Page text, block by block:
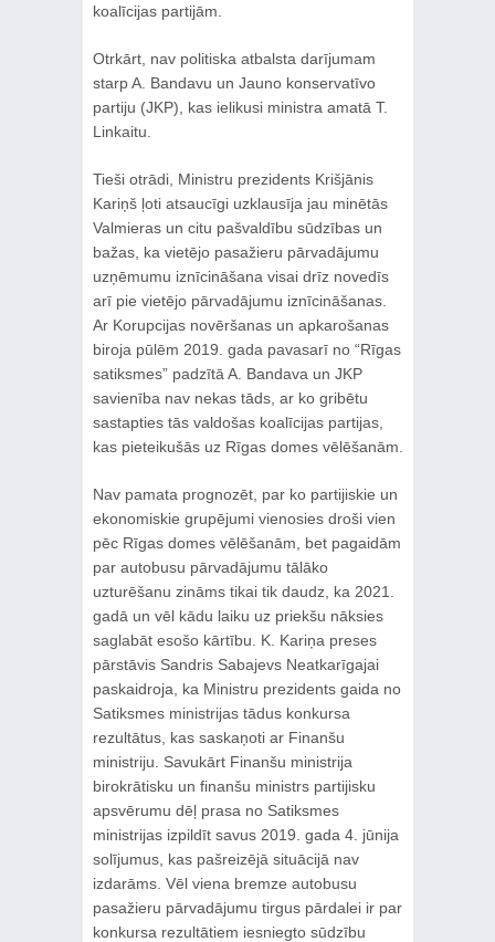
koalīcijas partijām.
Otrkārt, nav politiska atbalsta darījumam
starp A. Bandavu un Jauno konservatīvo
partiju (JKP), kas ielikusi ministra amatā T.
Linkaitu.
Tieši otrādi, Ministru prezidents Krišjānis
Kariņš ļoti atsaucīgi uzklausīja jau minētās
Valmieras un citu pašvaldību sūdzības un
bažas, ka vietējo pasažieru pārvadājumu
uzņēmumu iznīcināšana visai drīz novedīs
arī pie vietējo pārvadājumu iznīcināšanas.
Ar Korupcijas novēršanas un apkarošanas
biroja pūlēm 2019. gada pavasarī no “Rīgas
satiksmes” padzītā A. Bandava un JKP
savienība nav nekas tāds, ar ko gribētu
sastapties tās valdošas koalīcijas partijas,
kas pieteikušās uz Rīgas domes vēlēšanām.
Nav pamata prognozēt, par ko partijiskie un
ekonomiskie grupējumi vienosies droši vien
pēc Rīgas domes vēlēšanām, bet pagaidām
par autobusu pārvadājumu tālāko
uzturēšanu zināms tikai tik daudz, ka 2021.
gadā un vēl kādu laiku uz priekšu nāksies
saglabāt esošo kārtību. K. Kariņa preses
pārstāvis Sandris Sabajevs Neatkarīgajai
paskaidroja, ka Ministru prezidents gaida no
Satiksmes ministrijas tādus konkursa
rezultātus, kas saskaņoti ar Finanšu
ministriju. Savukārt Finanšu ministrija
birokrātisku un finanšu ministrs partijisku
apsvērumu dēļ prasa no Satiksmes
ministrijas izpildīt savus 2019. gada 4. jūnija
solījumus, kas pašreizējā situācijā nav
izdarāms. Vēl viena bremze autobusu
pasažieru pārvadājumu tirgus pārdalei ir par
konkursa rezultātiem iesniegto sūdzību